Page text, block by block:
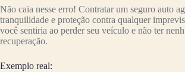
Não caia nesse erro! Contratar um seguro auto
tranquilidade e proteção contra qualquer
você sentiria ao perder seu veículo e não ter
recuperação.
Exemplo real: